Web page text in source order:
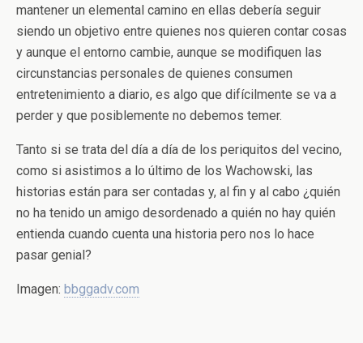
mantener un elemental camino en ellas debería seguir
siendo un objetivo entre quienes nos quieren contar cosas
y aunque el entorno cambie, aunque se modifiquen las
circunstancias personales de quienes consumen
entretenimiento a diario, es algo que difícilmente se va a
perder y que posiblemente no debemos temer.
Tanto si se trata del día a día de los periquitos del vecino,
como si asistimos a lo último de los Wachowski, las
historias están para ser contadas y, al fin y al cabo ¿quién
no ha tenido un amigo desordenado a quién no hay quién
entienda cuando cuenta una historia pero nos lo hace
pasar genial?
Imagen: bbggadv.com